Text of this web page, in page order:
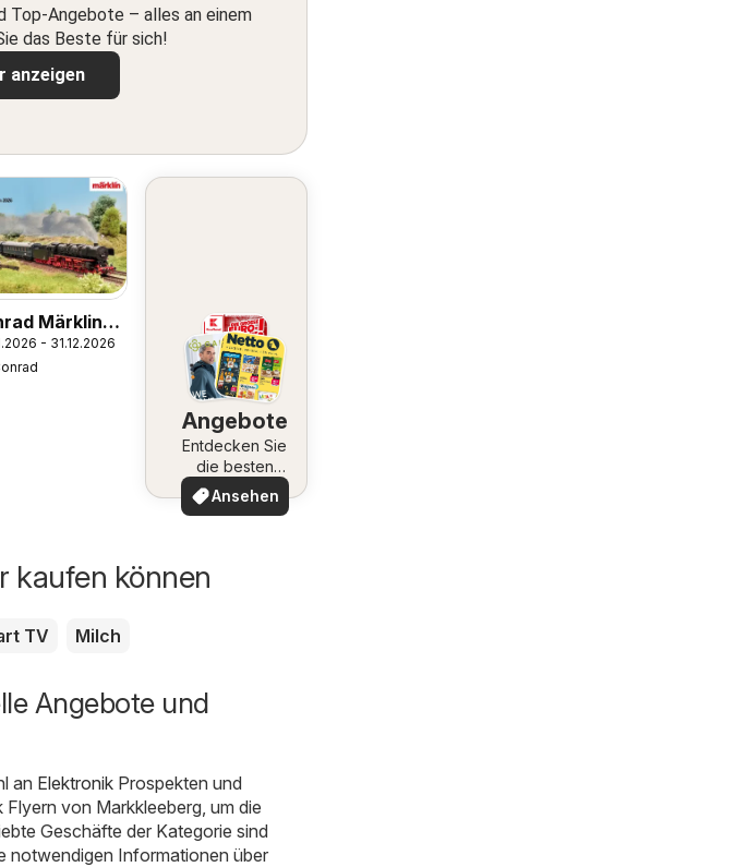
Top-Angebote – alles an einem
das Beste für sich!
anzeigen
Märklin
- 31.12.2026
Angebote
Entdecken Sie
die besten
Angebote
Ansehen
kaufen können
TV Milch
Angebote und
an Elektronik Prospekten und
von Markkleeberg, um die
Geschäfte der Kategorie sind
notwendigen Informationen über